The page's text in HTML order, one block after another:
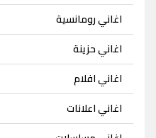
اغاني رومانسية
اغاني حزينة
اغاني افلام
اغاني اعلانات